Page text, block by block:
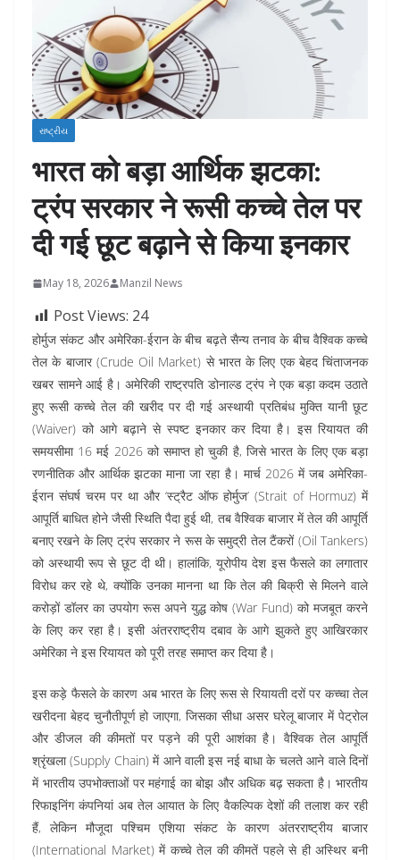
રાષ્ટ્રીય
भारत को बड़ा आर्थिक झटका:
ट्रंप सरकार ने रूसी कच्चे तेल पर
दी गई छूट बढ़ाने से किया इनकार
May 18, 2026 Manzil News
Post Views: 24
होर्मुज संकट और अमेरिका-ईरान के बीच बढ़ते सैन्य तनाव के बीच वैश्विक कच्चे
तेल के बाजार (Crude Oil Market) से भारत के लिए एक बेहद चिंताजनक
खबर सामने आई है। अमेरिकी राष्ट्रपति डोनाल्ड ट्रंप ने एक बड़ा कदम उठाते
हुए रूसी कच्चे तेल की खरीद पर दी गई अस्थायी प्रतिबंध मुक्ति यानी छूट
(Waiver) को आगे बढ़ाने से स्पष्ट इनकार कर दिया है। इस रियायत की
समयसीमा 16 मई 2026 को समाप्त हो चुकी है, जिसे भारत के लिए एक बड़ा
रणनीतिक और आर्थिक झटका माना जा रहा है। मार्च 2026 में जब अमेरिका-
ईरान संघर्ष चरम पर था और ‘स्ट्रैट ऑफ होर्मुज’ (Strait of Hormuz) में
आपूर्ति बाधित होने जैसी स्थिति पैदा हुई थी, तब वैश्विक बाजार में तेल की आपूर्ति
बनाए रखने के लिए ट्रंप सरकार ने रूस के समुद्री तेल टैंकरों (Oil Tankers)
को अस्थायी रूप से छूट दी थी। हालांकि, यूरोपीय देश इस फैसले का लगातार
विरोध कर रहे थे, क्योंकि उनका मानना था कि तेल की बिक्री से मिलने वाले
करोड़ों डॉलर का उपयोग रूस अपने युद्ध कोष (War Fund) को मजबूत करने
के लिए कर रहा है। इसी अंतरराष्ट्रीय दबाव के आगे झुकते हुए आखिरकार
अमेरिका ने इस रियायत को पूरी तरह समाप्त कर दिया है।
इस कड़े फैसले के कारण अब भारत के लिए रूस से रियायती दरों पर कच्चा तेल
खरीदना बेहद चुनौतीपूर्ण हो जाएगा, जिसका सीधा असर घरेलू बाजार में पेट्रोल
और डीजल की कीमतों पर पड़ने की पूरी आशंका है। वैश्विक तेल आपूर्ति
श्रृंखला (Supply Chain) में आने वाली इस नई बाधा के चलते आने वाले दिनों
में भारतीय उपभोक्ताओं पर महंगाई का बोझ और अधिक बढ़ सकता है। भारतीय
रिफाइनिंग कंपनियां अब तेल आयात के लिए वैकल्पिक देशों की तलाश कर रही
हैं, लेकिन मौजूदा पश्चिम एशिया संकट के कारण अंतरराष्ट्रीय बाजार
(International Market) में कच्चे तेल की कीमतें पहले से ही अस्थिर बनी